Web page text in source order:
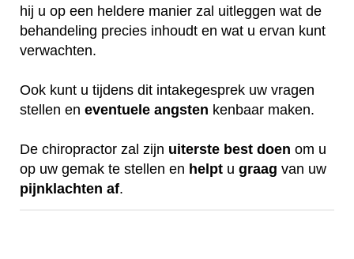
hij u op een heldere manier zal uitleggen wat de
behandeling precies inhoudt en wat u ervan kunt
verwachten.
Ook kunt u tijdens dit intakegesprek uw vragen
stellen en eventuele angsten kenbaar maken.
De chiropractor zal zijn uiterste best doen om u
op uw gemak te stellen en helpt u graag van uw
pijnklachten af.